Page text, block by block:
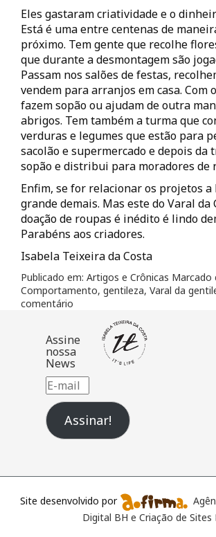
Eles gastaram criatividade e o
Está é uma entre centenas de
próximo. Tem gente que recolhe
que durante a desmontagem são
Passam nos salões de festas,
vendem para arranjos em casa. Com
fazem sopão ou ajudam de outra
abrigos. Tem também a turma que
verduras e legumes que estão para
sacolão e supermercado e depois da
sopão e distribui para moradores de
Enfim, se for relacionar os projetos
grande demais. Mas este do Varal da
doação de roupas é inédito é lindo
Parabéns aos criadores.
Isabela Teixeira da Costa
Publicado em: Artigos e Crônicas Marcado
Comportamento, gentileza, Varal da
comentário
Assine
nossa
News
E-
mail
Assinar!
Site desenvolvido por
Digital BH e Criação de Sites